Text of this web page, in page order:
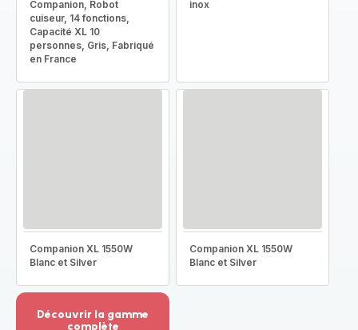
Companion, Robot
cuiseur, 14 fonctions,
Capacité XL 10
personnes, Gris, Fabriqué
en France
inox
Companion XL 1550W
Blanc et Silver
Companion XL 1550W
Blanc et Silver
Découvrir la gamme
complète